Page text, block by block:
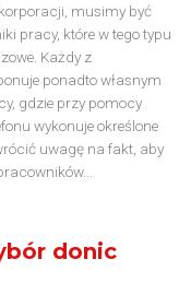
musimy być
pracy, które w tego typu
Każdy z
ponadto własnym
gdzie przy pomocy
wykonuje określone
uwagę na fakt, aby
donic